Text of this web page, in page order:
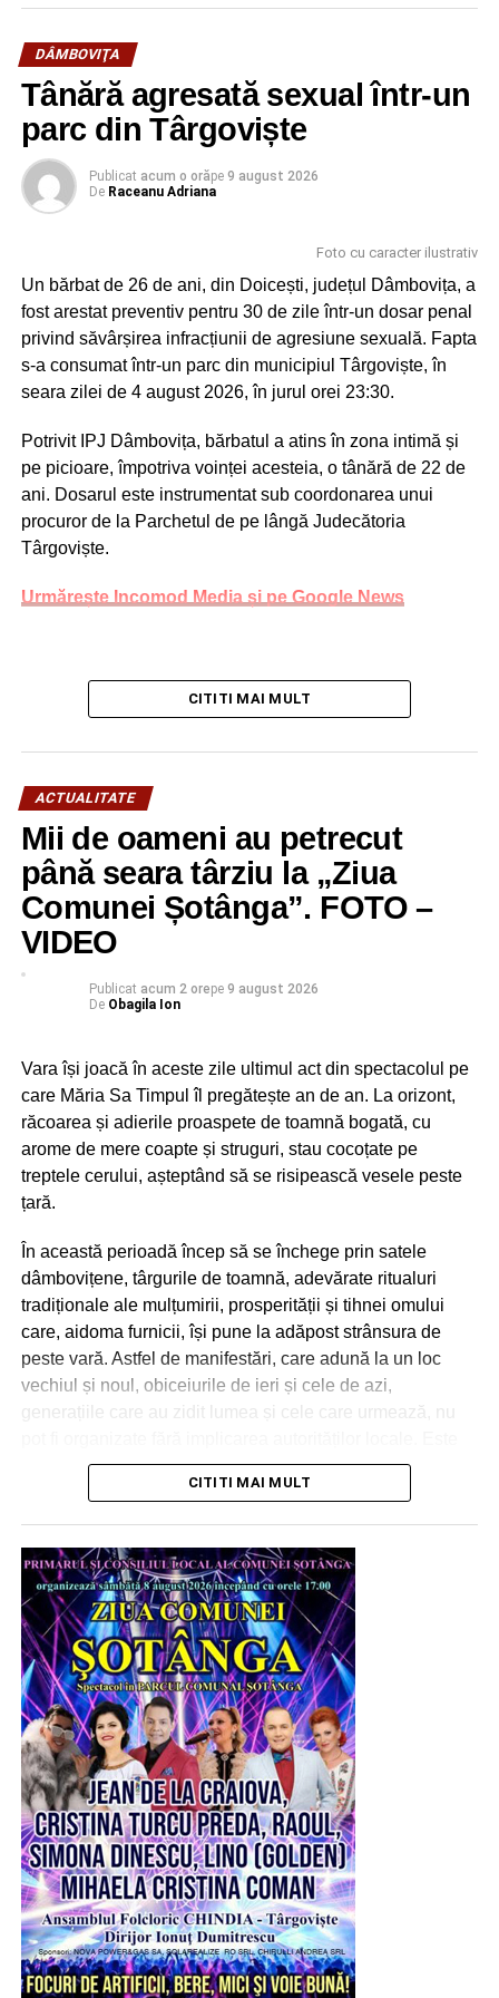
DÂMBOVIŢA
Tânără agresată sexual într-un
parc din Târgoviște
Publicat acum o orăpe 9 august 2026
De Raceanu Adriana
Foto cu caracter ilustrativ
Un bărbat de 26 de ani, din Doicești, județul Dâmbovița, a
fost arestat preventiv pentru 30 de zile într-un dosar penal
privind săvârșirea infracțiunii de agresiune sexuală. Fapta
s-a consumat într-un parc din municipiul Târgoviște, în
seara zilei de 4 august 2026, în jurul orei 23:30.
Potrivit IPJ Dâmbovița, bărbatul a atins în zona intimă și
pe picioare, împotriva voinței acesteia, o tânără de 22 de
ani. Dosarul este instrumentat sub coordonarea unui
procuror de la Parchetul de pe lângă Judecătoria
Târgoviște.
Urmărește Incomod Media și pe Google News
CITITI MAI MULT
ACTUALITATE
Mii de oameni au petrecut
până seara târziu la „Ziua
Comunei Șotânga”. FOTO –
VIDEO
Publicat acum 2 orepe 9 august 2026
De Obagila Ion
Vara își joacă în aceste zile ultimul act din spectacolul pe
care Măria Sa Timpul îl pregătește an de an. La orizont,
răcoarea și adierile proaspete de toamnă bogată, cu
arome de mere coapte și struguri, stau cocoțate pe
treptele cerului, așteptând să se risipească vesele peste
țară.
În această perioadă încep să se închege prin satele
dâmbovițene, târgurile de toamnă, adevărate ritualuri
tradiționale ale mulțumirii, prosperității și tihnei omului
care, aidoma furnicii, își pune la adăpost strânsura de
peste vară. Astfel de manifestări, care adună la un loc
vechiul și noul, obiceiurile de ieri și cele de azi,
generațiile care au zidit lumea și cele care urmează, nu
drept, vremurile, convulsiile acestei planete care parcă nu
își mai găsește azimutul în Univers, nu prea sunt
favorabile unor sărbători. Dar noi, românii, avem modul
nostru de a mulțumi cerului și pământului, Celui care ne
veghează din Infinit, pentru grijă și pentru ceea ce ne
oferă spre a trăi feriți de rele și oarecum îndestulați. „Zilele
comunelor”, care se încropesc pe ici pe colea, unde se
adună toată suflarea satului pentru a petrece, pentru a ieși
din rutina existențială, au tocmai acest dar. Unesc.
Încheagă. Întăresc.
CITITI MAI MULT